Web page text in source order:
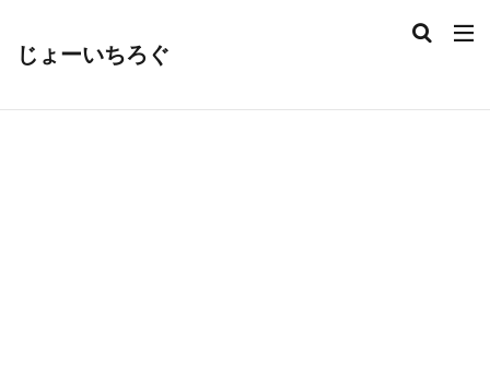
じょーいちろぐ